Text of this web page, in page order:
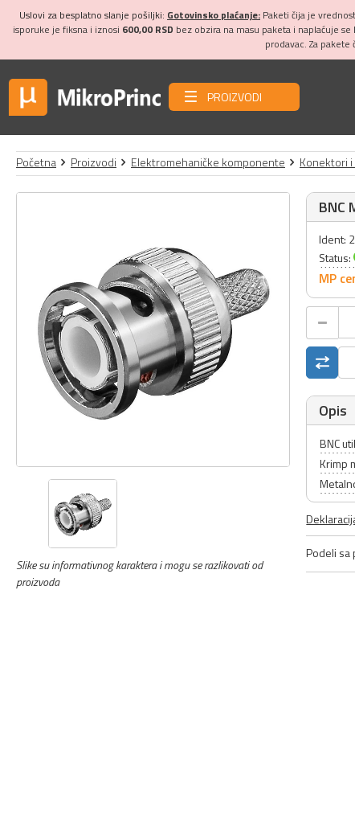
Uslovi za besplatno slanje pošiljki: Gotovinsko plaćanje: Paketi čija je
isporuke je fiksna i iznosi 600,00 RSD bez obzira na masu paketa i naplaćuje
prodavac. Za
PROIZVODI
Početna Proizvodi Elektromehaničke komponente Konektori
Slike su informativnog karaktera i mogu se razlikovati od
proizvoda
BNC
Ident:
Status:
MP
Opis
BNC
Krimp
Podeli sa